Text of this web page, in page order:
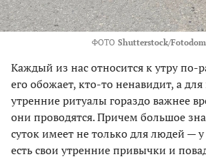
ФОТО Shutterstock/
Каждый из нас относится к утру по-
его обожает, кто-то ненавидит, а
утренние ритуалы гораздо важнее
они проводятся. Причем большое
суток имеет не только для людей —
есть свои утренние привычки и